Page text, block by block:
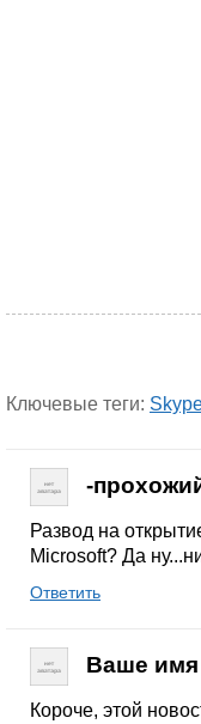
Ключевые теги:
-
Развод на
Microsoft? Да
Ответить
Ваше имя
Короче, этой